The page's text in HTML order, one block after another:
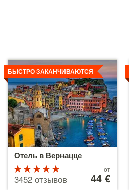
Отель в Вернацце
БЫСТРО ЗАКАНЧИВАЮТСЯ
5 из 5
3452 отзывов
от
44 €
Детальнее